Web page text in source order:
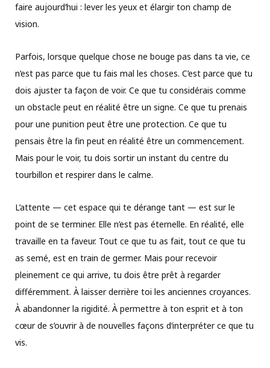
faire aujourd’hui : lever les yeux et élargir ton champ de
vision.
Parfois, lorsque quelque chose ne bouge pas dans ta vie, ce
n’est pas parce que tu fais mal les choses. C’est parce que tu
dois ajuster ta façon de voir. Ce que tu considérais comme
un obstacle peut en réalité être un signe. Ce que tu prenais
pour une punition peut être une protection. Ce que tu
pensais être la fin peut en réalité être un commencement.
Mais pour le voir, tu dois sortir un instant du centre du
tourbillon et respirer dans le calme.
L’attente — cet espace qui te dérange tant — est sur le
point de se terminer. Elle n’est pas éternelle. En réalité, elle
travaille en ta faveur. Tout ce que tu as fait, tout ce que tu
as semé, est en train de germer. Mais pour recevoir
pleinement ce qui arrive, tu dois être prêt à regarder
différemment. À laisser derrière toi les anciennes croyances.
À abandonner la rigidité. À permettre à ton esprit et à ton
cœur de s’ouvrir à de nouvelles façons d’interpréter ce que tu
vis.